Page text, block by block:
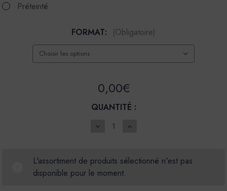
Préteinté
FORMAT: (Obligatoire)
0,00€
QUANTITÉ :
DIMINUER
BADIGEON
DE
CHAUX
AUGMENTER
BADIGEON
DE
L'assortiment de produits sélectionné n'est pas
disponible pour le moment.